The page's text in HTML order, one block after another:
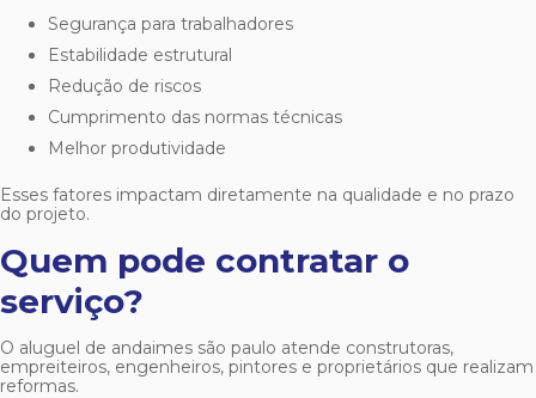
Segurança para trabalhadores
Estabilidade estrutural
Redução de riscos
Cumprimento das normas técnicas
Melhor produtividade
Esses fatores impactam diretamente na qualidade e no prazo
do projeto.
Quem pode contratar o
serviço?
O aluguel de andaimes são paulo atende construtoras,
empreiteiros, engenheiros, pintores e proprietários que realizam
reformas.